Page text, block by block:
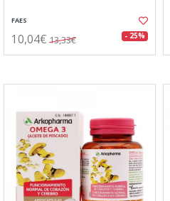
FAES
10,04€ 13,33€ - 25%